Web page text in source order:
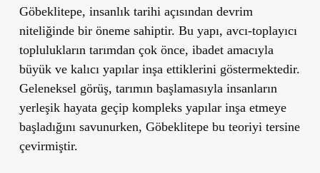
Göbeklitepe, insanlık tarihi açısından devrim
niteliğinde bir öneme sahiptir. Bu yapı, avcı-toplayıcı
toplulukların tarımdan çok önce, ibadet amacıyla
büyük ve kalıcı yapılar inşa ettiklerini göstermektedir.
Geleneksel görüş, tarımın başlamasıyla insanların
yerleşik hayata geçip kompleks yapılar inşa etmeye
başladığını savunurken, Göbeklitepe bu teoriyi tersine
çevirmiştir.